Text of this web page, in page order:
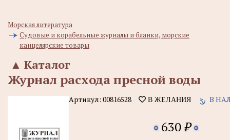
Морская литература
Судовые и корабельные журналы и бланки, морские
канцелярские товары
Каталог
▲
Журнал расхода пресной воды
Артикул: 00816528 В ЖЕЛАНИЯ В
630₽